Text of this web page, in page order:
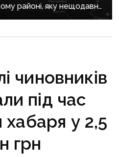
районі, яку нещодавно
чиновників
під час
у 2,5
грн